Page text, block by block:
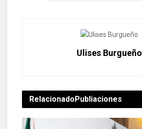
Ulises Burgueño
Relacionado Publiaciones